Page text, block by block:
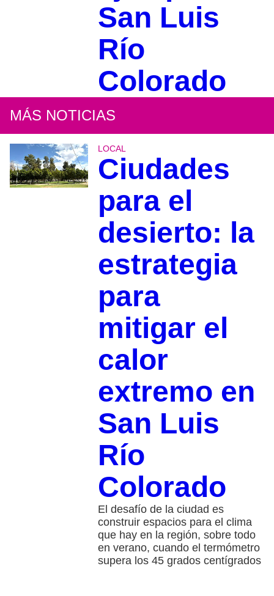
San Luis
Río
Colorado
MÁS NOTICIAS
LOCAL
Ciudades
para el
desierto: la
estrategia
para
mitigar el
calor
extremo en
San Luis
Río
Colorado
El desafío de la ciudad es
construir espacios para el clima
que hay en la región, sobre todo
en verano, cuando el termómetro
supera los 45 grados centígrados